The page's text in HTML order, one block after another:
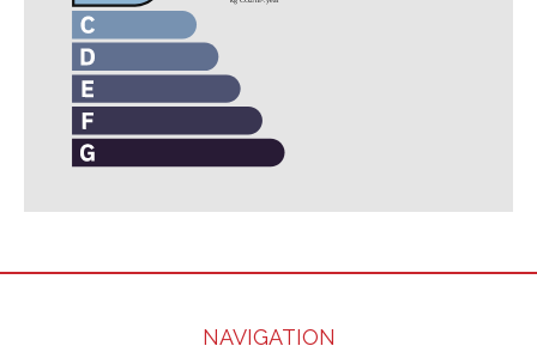
NAVIGATION